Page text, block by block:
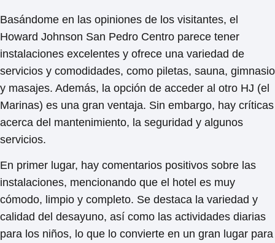
Basándome en las opiniones de los visitantes, el
Howard Johnson San Pedro Centro parece tener
instalaciones excelentes y ofrece una variedad de
servicios y comodidades, como piletas, sauna, gimnasio
y masajes. Además, la opción de acceder al otro HJ (el
Marinas) es una gran ventaja. Sin embargo, hay críticas
acerca del mantenimiento, la seguridad y algunos
servicios.
En primer lugar, hay comentarios positivos sobre las
instalaciones, mencionando que el hotel es muy
cómodo, limpio y completo. Se destaca la variedad y
calidad del desayuno, así como las actividades diarias
para los niños, lo que lo convierte en un gran lugar para